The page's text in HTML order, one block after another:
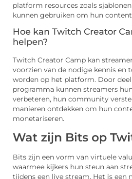
platform resources zoals
kunnen gebruiken om hun
Hoe kan Twitch Creator
helpen?
Twitch Creator Camp kan
voorzien van de nodige kennis en
worden op het platform. Door
programma kunnen streamers
verbeteren, hun community
manieren ontdekken om hun
monetariseren.
Wat zijn Bits op
Bits zijn een vorm van virtuele
waarmee kijkers hun steun aan
tijdens een live stream. Het is een